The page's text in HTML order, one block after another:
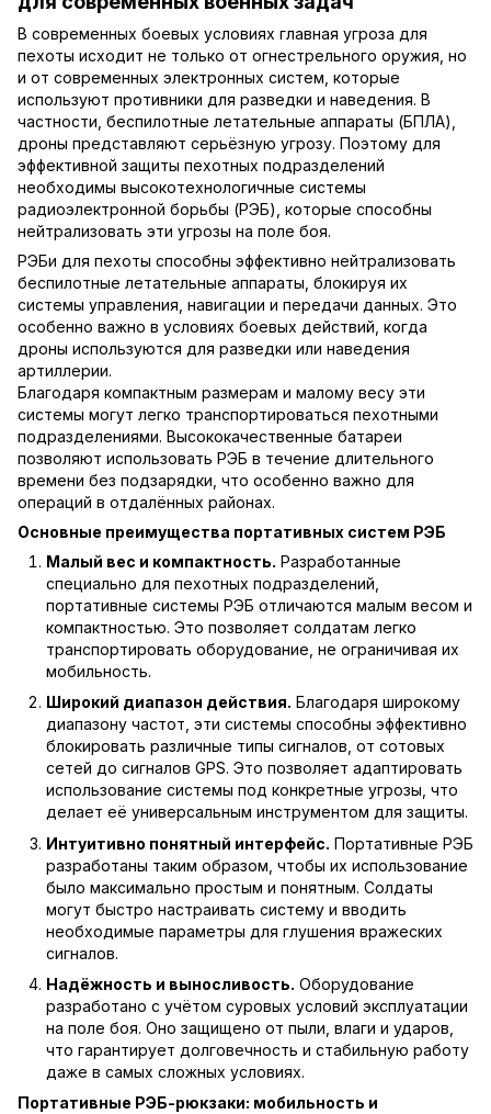
В современных боевых условиях главная угроза для
пехоты исходит не только от огнестрельного оружия, но
и от современных электронных систем, которые
используют противники для разведки и наведения. В
частности, беспилотные летательные аппараты (БПЛА),
дроны представляют серьёзную угрозу. Поэтому для
эффективной защиты пехотных подразделений
необходимы высокотехнологичные системы
радиоэлектронной борьбы (РЭБ), которые способны
нейтрализовать эти угрозы на поле боя.
РЭБи для пехоты способны эффективно нейтрализовать
беспилотные летательные аппараты, блокируя их
системы управления, навигации и передачи данных. Это
особенно важно в условиях боевых действий, когда
дроны используются для разведки или наведения
артиллерии.
Благодаря компактным размерам и малому весу эти
системы могут легко транспортироваться пехотными
подразделениями. Высококачественные батареи
позволяют использовать РЭБ в течение длительного
времени без подзарядки, что особенно важно для
операций в отдалённых районах.
Основные преимущества портативных систем РЭБ
Малый вес и компактность. Разработанные
специально для пехотных подразделений,
портативные системы РЭБ отличаются малым весом и
компактностью. Это позволяет солдатам легко
транспортировать оборудование, не ограничивая их
мобильность.
Широкий диапазон действия. Благодаря широкому
диапазону частот, эти системы способны эффективно
блокировать различные типы сигналов, от сотовых
сетей до сигналов GPS. Это позволяет адаптировать
использование системы под конкретные угрозы, что
делает её универсальным инструментом для защиты.
Интуитивно понятный интерфейс. Портативные РЭБ
разработаны таким образом, чтобы их использование
было максимально простым и понятным. Солдаты
могут быстро настраивать систему и вводить
необходимые параметры для глушения вражеских
сигналов.
Надёжность и выносливость. Оборудование
разработано с учётом суровых условий эксплуатации
на поле боя. Оно защищено от пыли, влаги и ударов,
что гарантирует долговечность и стабильную работу
даже в самых сложных условиях.
Портативные РЭБ-рюкзаки: мобильность и